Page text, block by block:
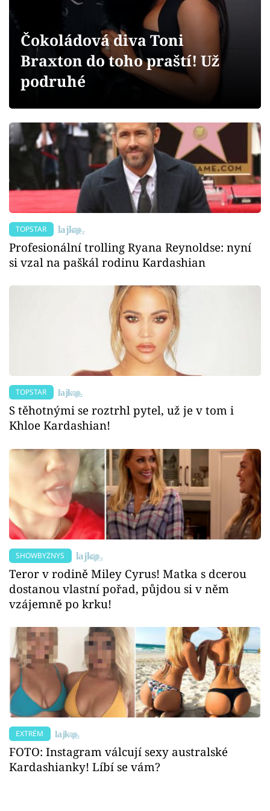
Videa
Sledujte prima+
Sledujte nás
Čokoládová diva Toni
Braxton do toho praští! Už
podruhé
TOPSTAR
Profesionální trolling Ryana Reynoldse: nyní
si vzal na paškál rodinu Kardashian
TOPSTAR
S těhotnými se roztrhl pytel, už je v tom i
Khloe Kardashian!
SHOWBYZNYS
Teror v rodině Miley Cyrus! Matka s dcerou
dostanou vlastní pořad, půjdou si v něm
vzájemně po krku!
EXTRÉM
FOTO: Instagram válcují sexy australské
Kardashianky! Líbí se vám?